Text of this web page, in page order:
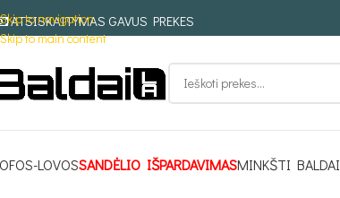
Skip to navigation
Skip to main content
ATSISKAITYMAS GAVUS PREKES
LOVOSSANDĖLIO IŠPARDAVIMASMINKŠTI BALDAI